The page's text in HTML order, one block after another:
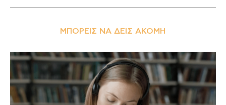
ΜΠΟΡΕΊΣ ΝΑ ΔΕΙΣ ΑΚΌΜΗ